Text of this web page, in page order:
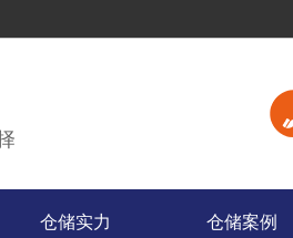
仓储实力 仓储案例